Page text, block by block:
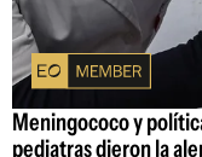
Meningococo y
pediatras dieron la